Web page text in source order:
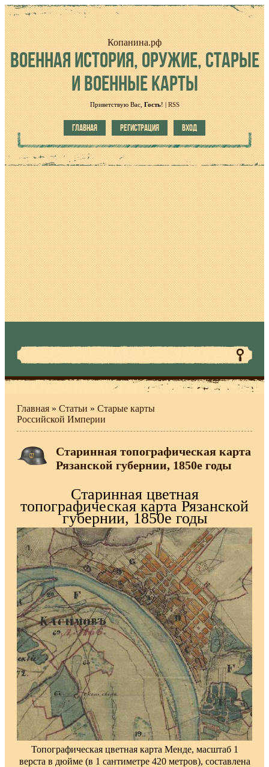
Копанина.рф
ВОЕННАЯИСТОРИЯ, ОРУЖИЕ, СТАРЫЕ
И ВОЕННЫЕ КАРТЫ
Приветствую Вас, Гость! | RSS
ГЛАВНАЯ РЕГИСТРАЦИЯ ВХОД
Главная » Статьи » Старые карты
Российской Империи
Старинная топографическая карта
Рязанской губернии, 1850е годы
Старинная цветная
топографическая карта Рязанской
губернии, 1850е годы
Топографическая цветная карта Менде, масштаб 1
верста в дюйме (в 1 сантиметре 420 метров), составлена